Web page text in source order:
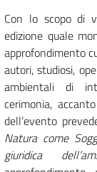
Con lo scopo di
edizione quale
approfondimento
autori, studiosi,
ambientali di
cerimonia,
dell’evento
Natura come
giuridica